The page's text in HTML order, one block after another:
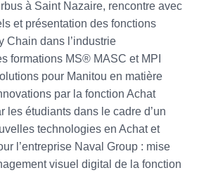
à Saint Nazaire, rencontre avec
et présentation des fonctions
Chain dans l’industrie
formations MS® MASC et MPI
pour Manitou en matière
par la fonction Achat
les étudiants dans le cadre d’un
technologies en Achat et
l’entreprise Naval Group : mise
visuel digital de la fonction